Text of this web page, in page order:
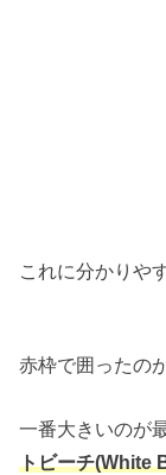
これに分かりや
赤枠で囲ったの
一番大きいのが
トビーチ(White